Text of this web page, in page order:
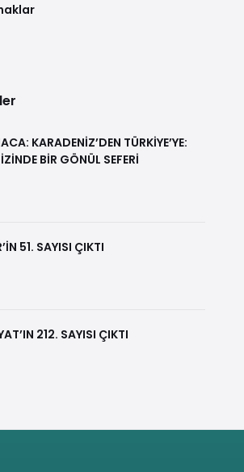
KARADENİZ’DEN TÜRKİYE’YE:
BİR GÖNÜL SEFERİ
51. SAYISI ÇIKTI
212. SAYISI ÇIKTI